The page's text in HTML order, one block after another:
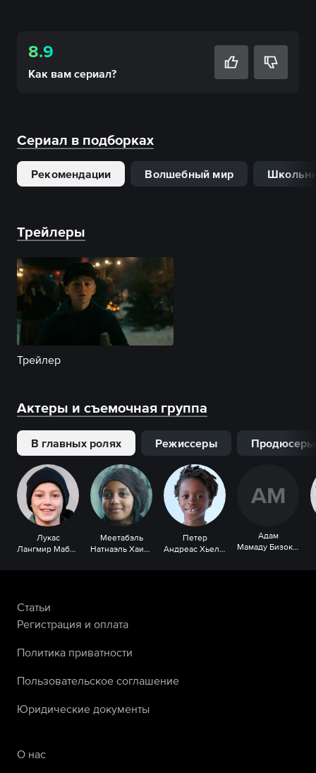
8.9
Как вам сериал?
Сериал в подборках
Рекомендации Волшебный мир
Трейлеры
Трейлер
Актеры и съемочная группа
В главных ролях Режиссеры Продюсеры
Лукас
Лангмир Мабин
Меетабэль
Натнаэль Хаилу
Петер
Андреас Хьеллнес Мосенг
АМ
Адам
Мамаду Бизокунда
Статьи
Регистрация и оплата
Политика приватности
Пользовательское соглашение
Юридические документы
О нас